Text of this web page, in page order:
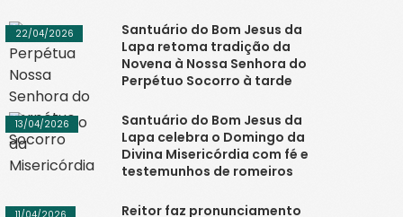
Santuário do Bom Jesus da
Lapa retoma tradição da
Novena à Nossa Senhora do
Perpétuo Socorro à tarde
22/04/2026
Santuário do Bom Jesus da
Lapa celebra o Domingo da
Divina Misericórdia com fé e
testemunhos de romeiros
13/04/2026
Reitor faz pronunciamento